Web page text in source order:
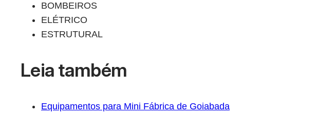
BOMBEIROS
ELÉTRICO
ESTRUTURAL
Leia também
Equipamentos para Mini Fábrica de Goiabada